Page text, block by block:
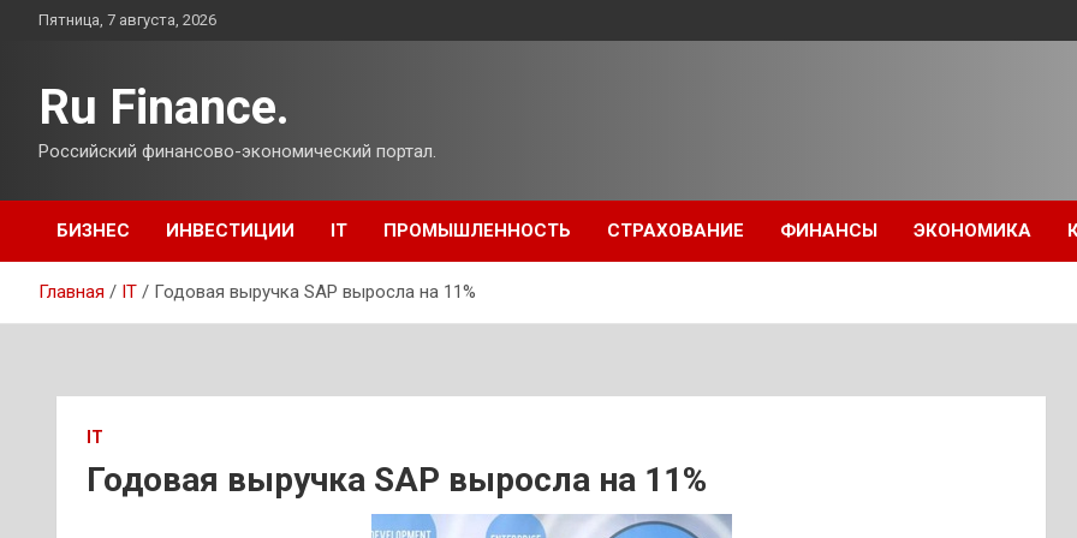
ПерейтиПятница, 7 августа, 2026
Ru Finance.
Российский финансово-экономический портал.
БИЗНЕС ИНВЕСТИЦИИ IT ПРОМЫШЛЕННОСТЬ СТРАХОВАНИЕ ФИНАНСЫ ЭКОНОМИКА
Главная IT Годовая выручка SAP выросла на 11%
IT
Годовая выручка SAP выросла на 11%